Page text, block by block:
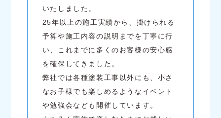
いたしました。
25年以上の施工実績から、掛けられる
予算や施工内容の説明までを丁寧に行
い、これまでに多くのお客様の安心感
を確保してきました。
弊社では各種塗装工事以外にも、小さ
なお子様でも楽しめるようなイベント
や勉強会なども開催しています。